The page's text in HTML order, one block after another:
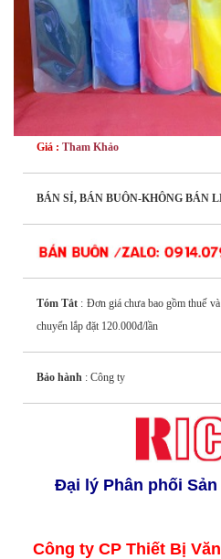
Giá : Tham Khảo
BÁN SỈ, BÁN BUÔN-KHÔNG BÁN
Tóm Tắt : Đơn giá chưa bao gồm thuế
chuyển lắp đặt 120.000đ/lần
Bảo hành : Công ty
Đại lý Phân phối
Công ty CP Thiết Bị